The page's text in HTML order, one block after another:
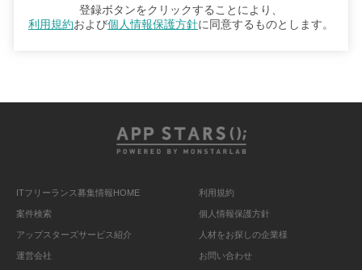
登録ボタンをクリックすることにより、
利用規約および個人情報保護方針に同意するものとします。
ITフリーランス募集情報HOME
案件検索
アップスターズサービス紹介
運営会社
利用規約
個人情報保護方針
人材をお探しの企業様
お問い合わせ